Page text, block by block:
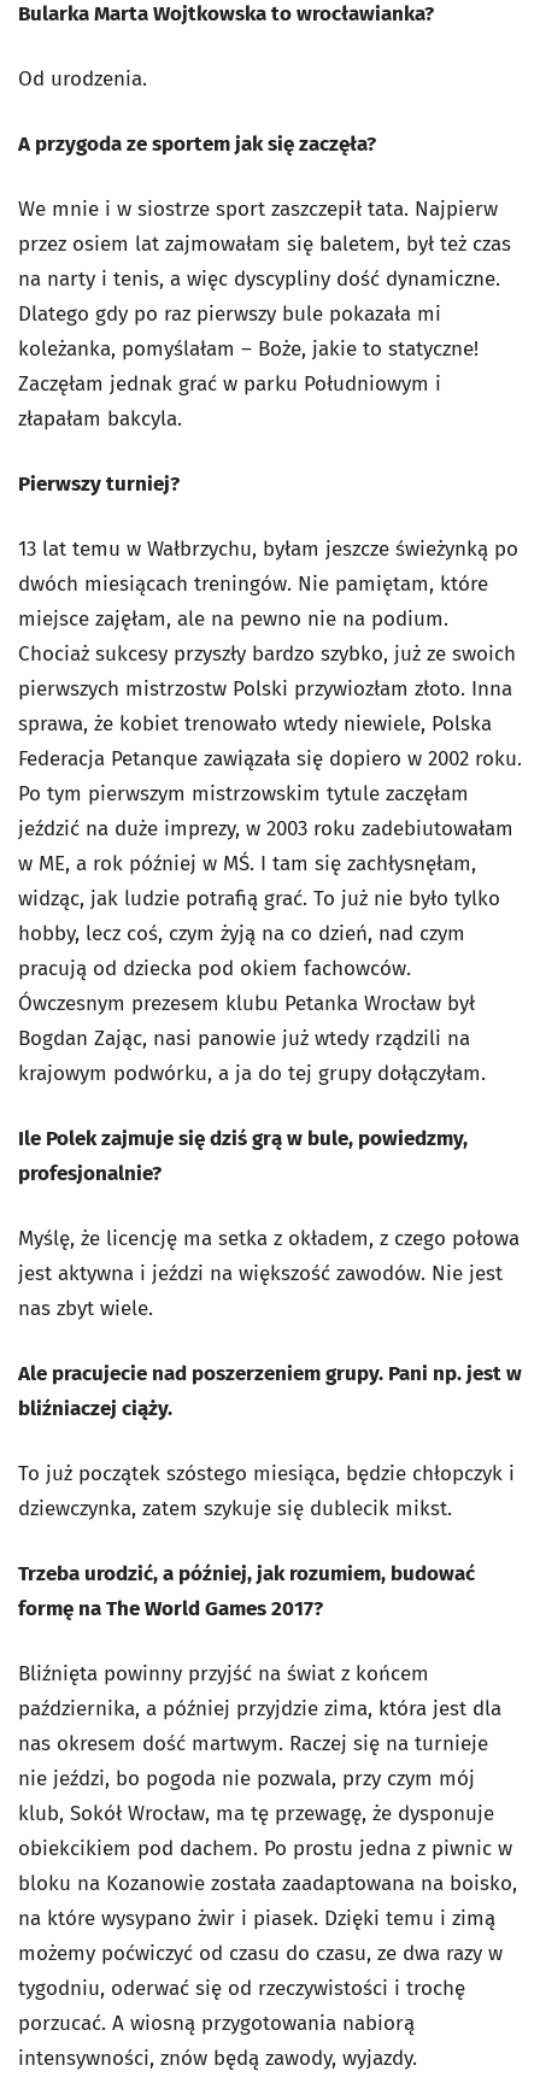
Bularka Marta Wojtkowska to wrocławianka?
Od urodzenia.
A przygoda ze sportem jak się zaczęła?
We mnie i w siostrze sport zaszczepił tata. Najpierw
przez osiem lat zajmowałam się baletem, był też czas
na narty i tenis, a więc dyscypliny dość dynamiczne.
Dlatego gdy po raz pierwszy bule pokazała mi
koleżanka, pomyślałam – Boże, jakie to statyczne!
Zaczęłam jednak grać w parku Południowym i
złapałam bakcyla.
Pierwszy turniej?
13 lat temu w Wałbrzychu, byłam jeszcze świeżynką po
dwóch miesiącach treningów. Nie pamiętam, które
miejsce zajęłam, ale na pewno nie na podium.
Chociaż sukcesy przyszły bardzo szybko, już ze swoich
pierwszych mistrzostw Polski przywiozłam złoto. Inna
sprawa, że kobiet trenowało wtedy niewiele, Polska
Federacja Petanque zawiązała się dopiero w 2002 roku.
Po tym pierwszym mistrzowskim tytule zaczęłam
jeździć na duże imprezy, w 2003 roku zadebiutowałam
w ME, a rok później w MŚ. I tam się zachłysnęłam,
widząc, jak ludzie potrafią grać. To już nie było tylko
hobby, lecz coś, czym żyją na co dzień, nad czym
pracują od dziecka pod okiem fachowców.
Ówczesnym prezesem klubu Petanka Wrocław był
Bogdan Zając, nasi panowie już wtedy rządzili na
krajowym podwórku, a ja do tej grupy dołączyłam.
Ile Polek zajmuje się dziś grą w bule, powiedzmy,
profesjonalnie?
Myślę, że licencję ma setka z okładem, z czego połowa
jest aktywna i jeździ na większość zawodów. Nie jest
nas zbyt wiele.
Ale pracujecie nad poszerzeniem grupy. Pani np. jest w
bliźniaczej ciąży.
To już początek szóstego miesiąca, będzie chłopczyk i
dziewczynka, zatem szykuje się dublecik mikst.
Trzeba urodzić, a później, jak rozumiem, budować
formę na The World Games 2017?
Bliźnięta powinny przyjść na świat z końcem
października, a później przyjdzie zima, która jest dla
nas okresem dość martwym. Raczej się na turnieje
nie jeździ, bo pogoda nie pozwala, przy czym mój
klub, Sokół Wrocław, ma tę przewagę, że dysponuje
obiekcikiem pod dachem. Po prostu jedna z piwnic w
bloku na Kozanowie została zaadaptowana na boisko,
na które wysypano żwir i piasek. Dzięki temu i zimą
możemy poćwiczyć od czasu do czasu, ze dwa razy w
tygodniu, oderwać się od rzeczywistości i trochę
porzucać. A wiosną przygotowania nabiorą
intensywności, znów będą zawody, wyjazdy.